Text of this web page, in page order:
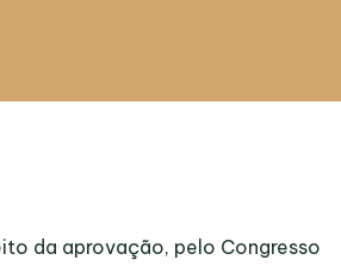
da aprovação, pelo Congresso